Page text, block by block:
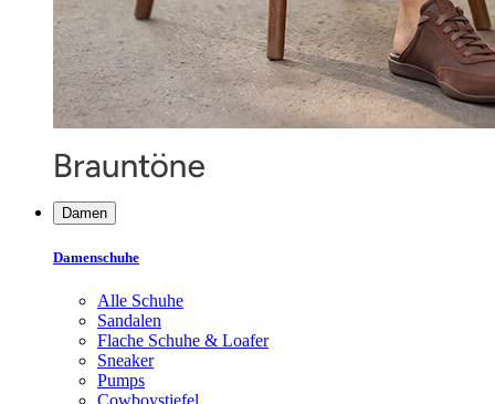
Damen
Damenschuhe
Alle Schuhe
Sandalen
Flache Schuhe & Loafer
Sneaker
Pumps
Cowboystiefel